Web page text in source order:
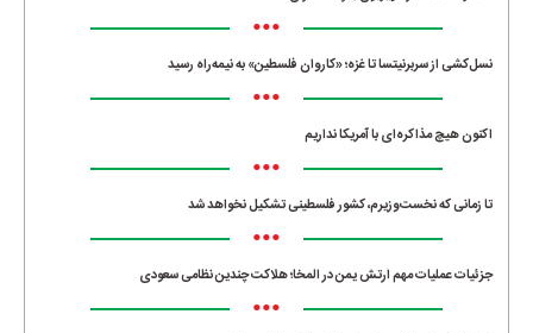
•••
نسل‌کشی از سربرنیتسا تا غزه؛ «کاروان فلسطین» به نیمه‌راه رسید
•••
اکنون هیچ مذاکره‌ای با آمریکا نداریم
•••
تا زمانی که نخست‌وزیرم، کشور فلسطینی تشکیل نخواهد شد
•••
جزئیات عملیات مهم ارتش یمن در المخا؛ هلاکت چندین نظامی سعودی
•••